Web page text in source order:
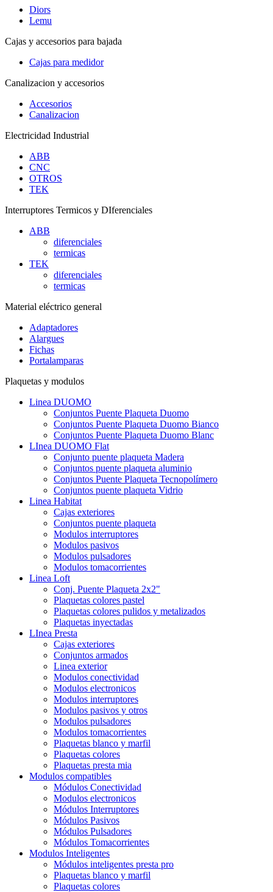
Diors
Lemu
Cajas y accesorios para bajada
Cajas para medidor
Canalizacion y accesorios
Accesorios
Canalizacion
Electricidad Industrial
ABB
CNC
OTROS
TEK
Interruptores Termicos y DIferenciales
ABB
diferenciales
termicas
TEK
diferenciales
termicas
Material eléctrico general
Adaptadores
Alargues
Fichas
Portalamparas
Plaquetas y modulos
Linea DUOMO
Conjuntos Puente Plaqueta Duomo
Conjuntos Puente Plaqueta Duomo Bianco
Conjuntos Puente Plaqueta Duomo Blanc
LInea DUOMO Flat
Conjunto puente plaqueta Madera
Conjuntos puente plaqueta aluminio
Conjuntos Puente Plaqueta Tecnopolímero
Conjuntos puente plaqueta Vidrio
Linea Habitat
Cajas exteriores
Conjuntos puente plaqueta
Modulos interruptores
Modulos pasivos
Modulos pulsadores
Modulos tomacorrientes
Linea Loft
Conj. Puente Plaqueta 2x2"
Plaquetas colores pastel
Plaquetas colores pulidos y metalizados
Plaquetas inyectadas
LInea Presta
Cajas exteriores
Conjuntos armados
Linea exterior
Modulos conectividad
Modulos electronicos
Modulos interruptores
Modulos pasivos y otros
Modulos pulsadores
Modulos tomacorrientes
Plaquetas blanco y marfil
Plaquetas colores
Plaquetas presta mia
Modulos compatibles
Módulos Conectividad
Modulos electronicos
Módulos Interruptores
Módulos Pasivos
Módulos Pulsadores
Módulos Tomacorrientes
Modulos Inteligentes
Módulos inteligentes presta pro
Plaquetas blanco y marfil
Plaquetas colores